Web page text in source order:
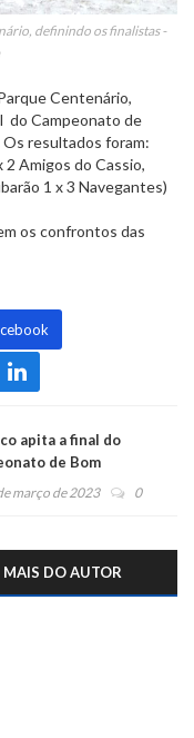
definindo os finalistas -
Centenário,
do Campeonato de
Os resultados foram:
2 Amigos do Cassio,
1 x 3 Navegantes)
os confrontos das
apita a final do
de Bom
março de 2023 0
MAIS DO AUTOR